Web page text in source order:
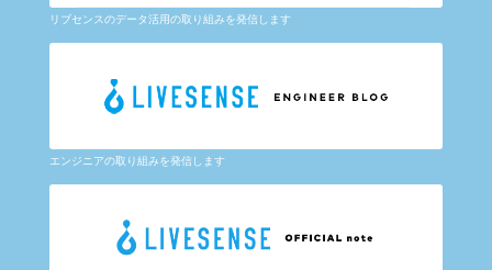
リブセンスのデータ活用の取り組みを発信します
エンジニアの取り組みを発信します